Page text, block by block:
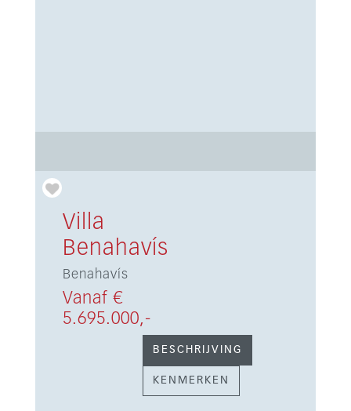
Villa
Benahavís
Benahavís
Vanaf €
5.695.000,-
BESCHRIJVING
KENMERKEN